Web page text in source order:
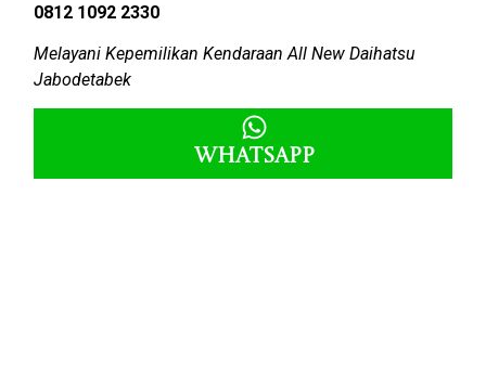
0812 1092 2330
Melayani Kepemilikan Kendaraan All New Daihatsu
Jabodetabek
Whatsapp